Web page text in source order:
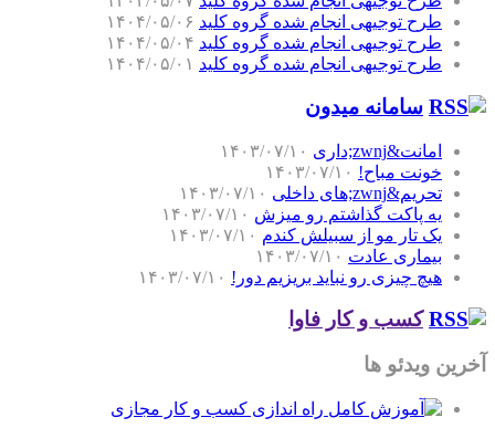
طرح توجیهی انجام شده گروه کلید ۱۴۰۴/۰۵/۰۶
طرح توجیهی انجام شده گروه کلید ۱۴۰۴/۰۵/۰۴
طرح توجیهی انجام شده گروه کلید ۱۴۰۴/۰۵/۰۱
سامانه میدون
امانت&zwnj;داری
۱۴۰۳/۰۷/۱۰
خونت مباح! ۱۴۰۳/۰۷/۱۰
تحریم&zwnj;های داخلی
۱۴۰۳/۰۷/۱۰
یه پاکت گذاشتم رو میزش ۱۴۰۳/۰۷/۱۰
یک تار مو از سبیلش کندم ۱۴۰۳/۰۷/۱۰
بیماری عادت ۱۴۰۳/۰۷/۱۰
هیچ چیزی رو نباید بریزیم دور! ۱۴۰۳/۰۷/۱۰
کسب و کار فاوا
آخرین ویدئو ها